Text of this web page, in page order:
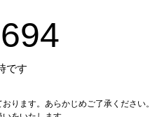
です
ります。あらかじめご了承ください。